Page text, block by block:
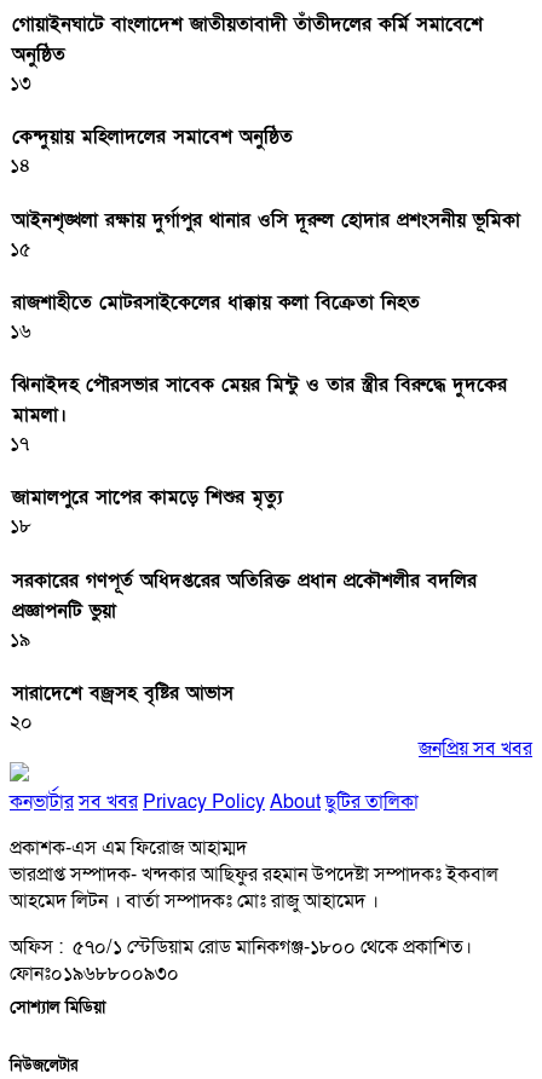
গোয়াইনঘাটে বাংলাদেশ জাতীয়তাবাদী তাঁতীদলের কর্মি সমাবেশে
অনুষ্ঠিত
১৩
কেন্দুয়ায় মহিলাদলের সমাবেশ অনুষ্ঠিত
১৪
আইনশৃঙ্খলা রক্ষায় দুর্গাপুর থানার ওসি দূরুল হোদার প্রশংসনীয় ভূমিকা
১৫
রাজশাহীতে মোটরসাইকেলের ধাক্কায় কলা বিক্রেতা নিহত
১৬
ঝিনাইদহ পৌরসভার সাবেক মেয়র মিন্টু ও তার স্ত্রীর বিরুদ্ধে দুদকের
মামলা।
১৭
জামালপুরে সাপের কামড়ে শিশুর মৃত্যু
১৮
সরকারের গণপূর্ত অধিদপ্তরের অতিরিক্ত প্রধান প্রকৌশলীর বদলির
প্রজ্ঞাপনটি ভুয়া
১৯
সারাদেশে বজ্রসহ বৃষ্টির আভাস
২০
জনপ্রিয় সব খবর
কনভার্টারসব খবর Privacy PolicyAboutছুটির তালিকা
প্রকাশক-এস এম ফিরোজ আহাম্মদ
ভারপ্রাপ্ত সম্পাদক- খন্দকার আছিফুর রহমান উপদেষ্টা সম্পাদকঃ ইকবাল
আহমেদ লিটন । বার্তা সম্পাদকঃ মোঃ রাজু আহামেদ ।
অফিস : ৫৭০/১ স্টেডিয়াম রোড মানিকগঞ্জ-১৮০০ থেকে প্রকাশিত।
ফোনঃ০১৯৬৮৮০০৯৩০
সোশ্যাল মিডিয়া
নিউজলেটার